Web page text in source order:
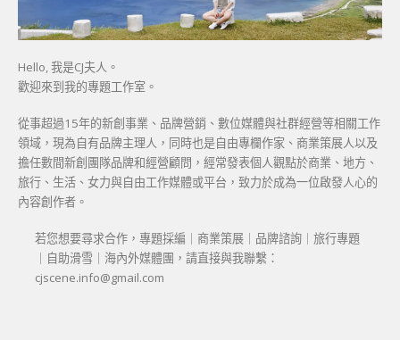
Hello, 我是CJ夫人。
歡迎來到我的專題工作室。
從事超過15年的新創事業、品牌營銷、數位媒體與社群經營等相關工作
領域，現為自有品牌主理人，同時也是自由專欄作家、商業策展人以及
擔任數間新創團隊品牌和經營顧問，經常發表個人觀點於商業、地方、
旅行、生活、女力與自由工作媒體或平台，致力於成為一位啟發人心的
內容創作者。
若您想要尋求合作，專題採編｜商業策展｜品牌諮詢｜旅行專題
｜自助滑雪｜海內外媒體團，請直接與我聯繫：
cjscene.info@gmail.com